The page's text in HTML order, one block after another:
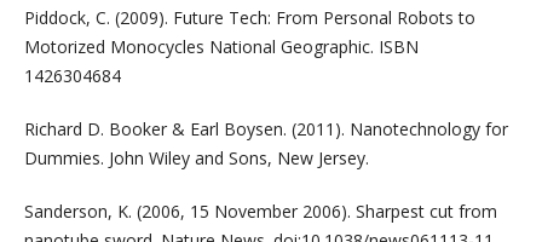
Piddock, C. (2009). Future Tech: From Personal Robots to
Motorized Monocycles National Geographic. ISBN
1426304684
Richard D. Booker & Earl Boysen. (2011). Nanotechnology for
Dummies. John Wiley and Sons, New Jersey.
Sanderson, K. (2006, 15 November 2006). Sharpest cut from